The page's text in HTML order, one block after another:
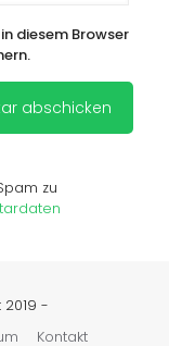
diesem Browser
zu
-
Kontakt